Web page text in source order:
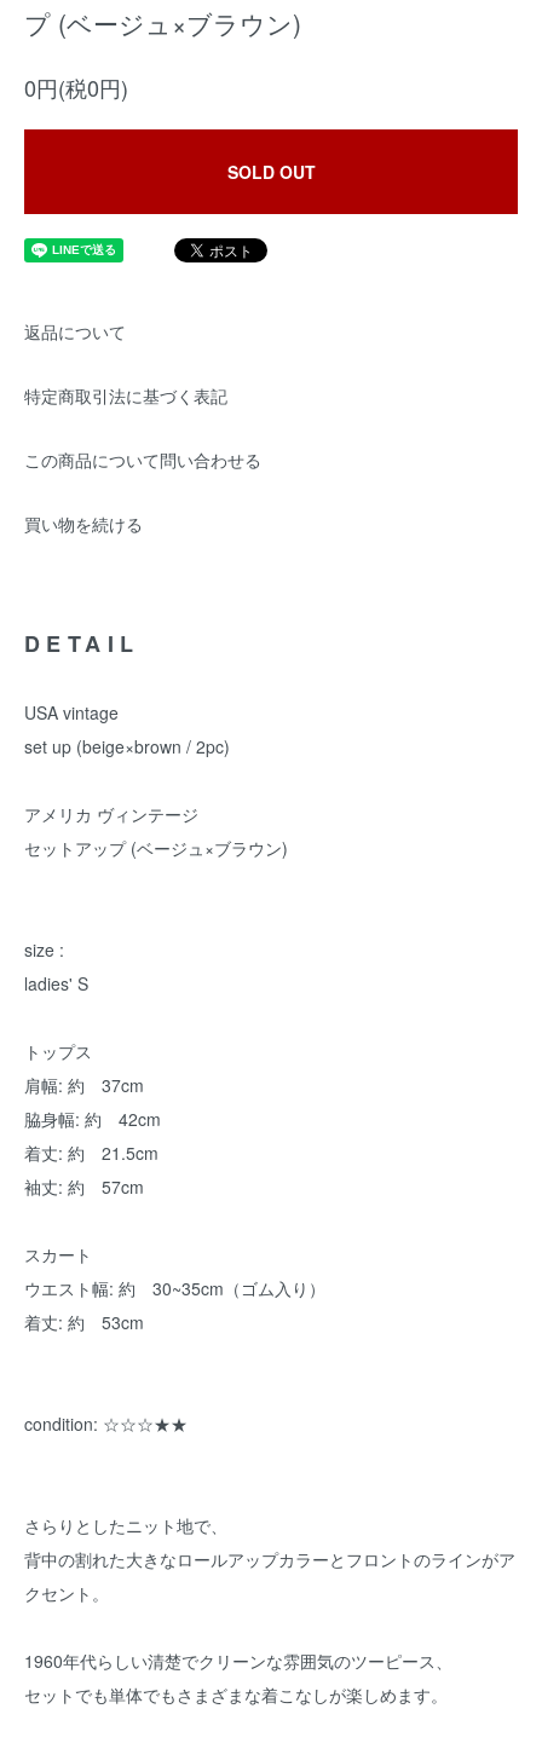
プ (ベージュ×ブラウン)
0円(税0円)
SOLD OUT
返品について
特定商取引法に基づく表記
この商品について問い合わせる
買い物を続ける
DETAIL
USA vintage
set up (beige×brown / 2pc)
アメリカ ヴィンテージ
セットアップ (ベージュ×ブラウン)
size :
ladies' S
トップス
肩幅: 約 37cm
脇身幅: 約 42cm
着丈: 約 21.5cm
袖丈: 約 57cm
スカート
ウエスト幅: 約 30~35cm（ゴム入り）
着丈: 約 53cm
condition: ☆☆☆★★
さらりとしたニット地で、
背中の割れた大きなロールアップカラーとフロントのラインがア
クセント。
1960年代らしい清楚でクリーンな雰囲気のツーピース、
セットでも単体でもさまざまな着こなしが楽しめます。